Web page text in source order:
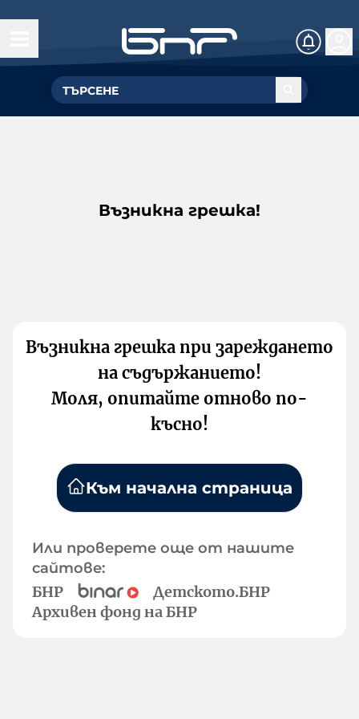
Възникна грешка!
Възникна грешка при зареждането
на съдържанието!
Моля, опитайте отново по-
късно!
Към начална страница
Или проверете още от нашите
сайтове:
БНР
Детското.БНР
Архивен фонд на БНР